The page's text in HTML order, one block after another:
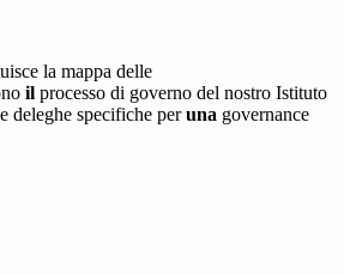
la mappa delle
il processo di governo del nostro Istituto
deleghe specifiche peruna governance